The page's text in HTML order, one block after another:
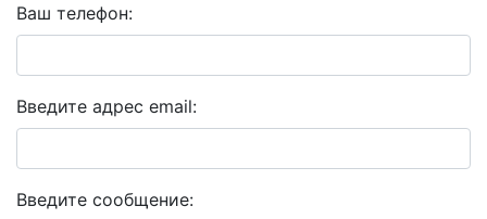
Ваш телефон:
Введите адрес email:
Введите сообщение: